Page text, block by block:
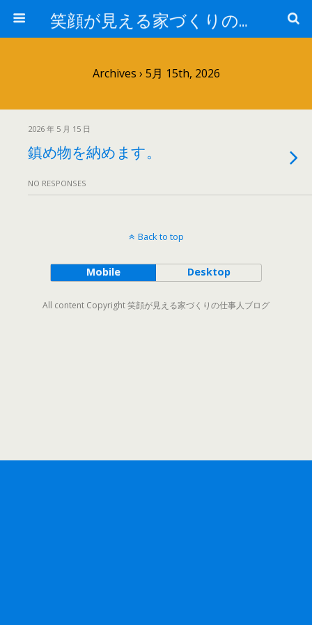
笑顔が見える家づくりの仕事人ブログ
Archives › 5月 15th, 2026
2026 年 5 月 15 日
鎮め物を納めます。
NO RESPONSES
Back to top
Mobile Desktop
All content Copyright 笑顔が見える家づくりの仕事人ブログ